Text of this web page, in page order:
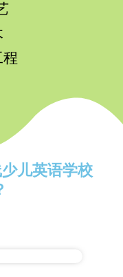
程
儿英语学校